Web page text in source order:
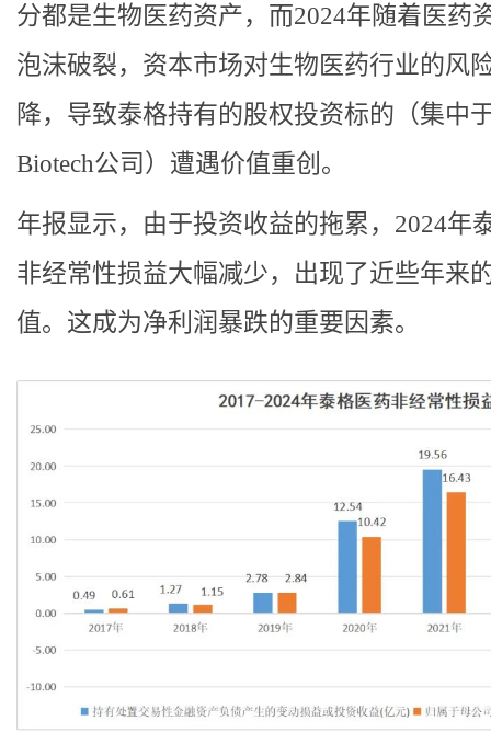
分都是生物医药资产，而2024年随着‌医药
泡沫破裂，资本市场对生物医药行业的风
降，导致泰格持有的股权投资标的（集中
Biotech公司）遭遇价值重创。
年报显示，由于投资收益的拖累，2024年
非经常性损益大幅减少，出现了近些年来
值。这成为净利润暴跌的重要因素。